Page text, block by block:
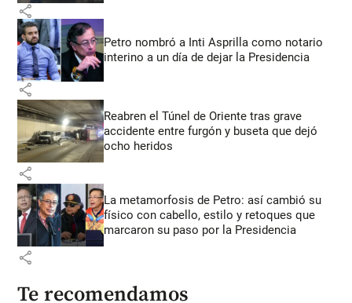
share
Petro nombró a Inti Asprilla como notario
interino a un día de dejar la Presidencia
share
Reabren el Túnel de Oriente tras grave
accidente entre furgón y buseta que dejó
ocho heridos
share
La metamorfosis de Petro: así cambió su
físico con cabello, estilo y retoques que
marcaron su paso por la Presidencia
share
Te recomendamos